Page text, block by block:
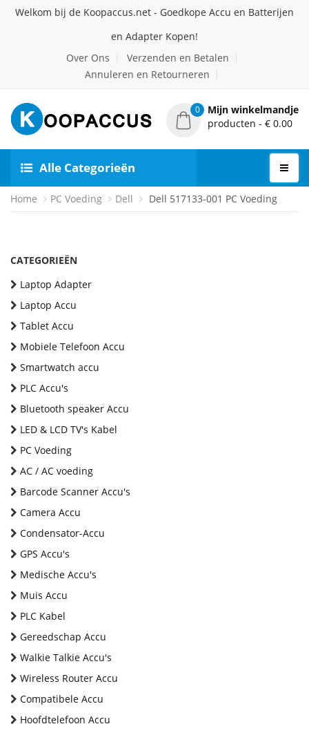
Welkom bij de Koopaccus.net - Goedkope Accu en Batterijen
en Adapter Kopen!
Over Ons
Verzenden en Betalen
Annuleren en Retourneren
0
Mijn winkelmandje
producten - € 0.00
Alle Categorieën
Home PC Voeding Dell Dell 517133-001 PC Voeding
CATEGORIEËN
Laptop Adapter
Laptop Accu
Tablet Accu
Mobiele Telefoon Accu
Smartwatch accu
PLC Accu's
Bluetooth speaker Accu
LED & LCD TV's Kabel
PC Voeding
AC / AC voeding
Barcode Scanner Accu's
Camera Accu
Condensator-Accu
GPS Accu's
Medische Accu's
Muis Accu
PLC Kabel
Gereedschap Accu
Walkie Talkie Accu's
Wireless Router Accu
Compatibele Accu
Hoofdtelefoon Accu